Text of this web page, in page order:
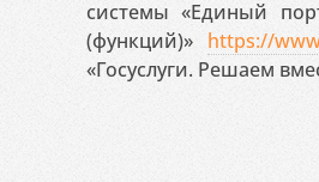
системы «Единый
(функций)» https://
«Госуслуги. Решаем